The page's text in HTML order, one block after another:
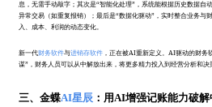
息，无需手动敲字；其次是“智能化处理”，系统能根据历史数据自
异常交易（如重复报销）；最后是“数据化驱动”，实时整合业务与
入、成本、利润的动态变化。
新一代财务软件与进销存软件 ，正在被AI重新定义。AI驱动的财务
谋”，财务人员可以从中解放出来，将更多精力投入到经营分析和决
三、金蝶AI星辰 ：用AI增强记账能力破